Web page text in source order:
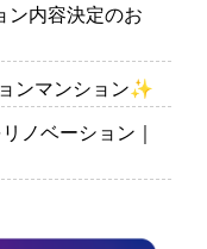
ン内容決定のお
ンマンション✨
ノベーション｜